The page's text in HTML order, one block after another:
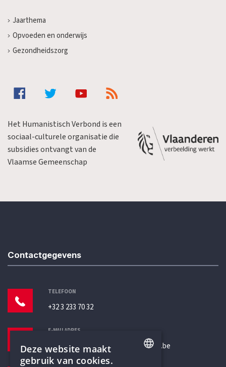
Jaarthema
Opvoeden en onderwijs
Gezondheidszorg
Het Humanistisch Verbond is een
sociaal-culturele organisatie die
subsidies ontvangt van de
Vlaamse Gemeenschap
Contactgegevens
TELEFOON
+32 3 233 70 32
E-MAILADRES
secretariaat@humanistischverbond.be
Deze website maakt
gebruik van cookies.